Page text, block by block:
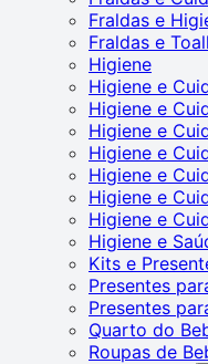
Fraldas e
Fraldas e
Higiene
Higiene e
Higiene e
Higiene e
Higiene e
Higiene e
Higiene e
Higiene e
Higiene e
Kits e
Presentes
Presentes
Quarto do
Roupas de